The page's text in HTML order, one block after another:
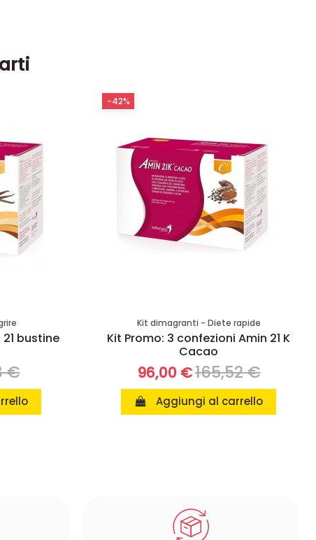
bustine
€
Kit dimagranti - Diete rapide
Kit Promo: 3 confezioni Amin 21 K
Cacao
96,00 €165,52 €
Aggiungi al carrello
-42%